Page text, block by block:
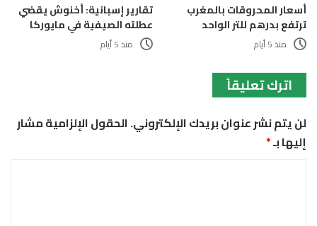
أسعار المحروقات بالمغرب
ترتفع بدرهم للتر الواحد
منذ 5 أيام
تقارير إسبانية: أخنوش يقضي
عطلته الصيفية في مايوركا
منذ 5 أيام
اترك تعليقاً
لن يتم نشر عنوان بريدك الإلكتروني.الحقول الإلزامية مشار
إليها بـ*